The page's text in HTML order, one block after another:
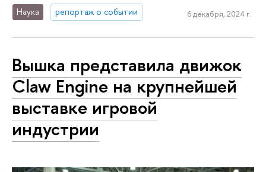
Наука репортаж о событии 6 декабря, 2024 г.
Вышка представила движок
Claw Engine на крупнейшей
выставке игровой
индустрии